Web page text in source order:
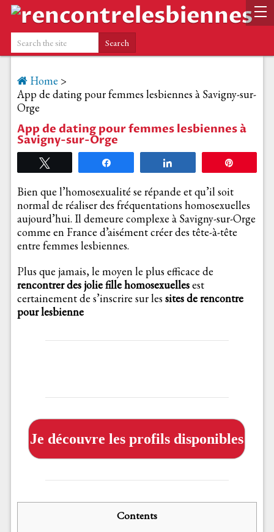
Home >
App de dating pour femmes lesbiennes à Savigny-sur-
Orge
App de dating pour femmes lesbiennes à
Savigny-sur-Orge
Bien que l’homosexualité se répande et qu’il soit
normal de réaliser des fréquentations homosexuelles
aujourd’hui. Il demeure complexe à Savigny-sur-Orge
comme en France d’aisément créer des tête-à-tête
entre femmes lesbiennes.
Plus que jamais, le moyen le plus efficace de
rencontrer des jolie fille homosexuellesest
certainement de s’inscrire sur les sites de rencontre
pour lesbienne
Je découvre les profils disponibles
Contents